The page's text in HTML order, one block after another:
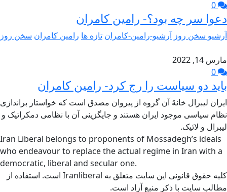
دعوا سر چه بود؟- رامین کامران
آرشیو سخن روز آرشیو-رامین-کامران تازه ها رامین کامران سخن روز
مارس 14, 2022
باید دو سیاست را رج کرد- رامین کامران
ایران لیبرال خانهٌ آن گروه از پیروان مصدق است که خواستار براندازی
نظام سیاسی موجود ایران هستند و جایگزینی آن با نظامی دمکراتیک و
لیبرال و لائیک.
Iran Liberal belongs to proponents of Mossadegh’s ideals
who endeavour to replace the actual regime in Iran with a
democratic, liberal and secular one.
کلیه حقوق قانونی این سایت متعلق به Iranliberal است. استفاده از
مطالب سایت با ذکر منبع آزاد است.